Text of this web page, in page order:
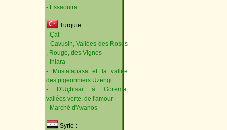
- Essaouira
Turquie
- Çat
- Çavusin, Vallées des Roses
, Rouge, des Vignes
- Ihlara
- Mustafapasa et la vallée
des pigeonniers Uzengi
- D'Uçhisar à Göreme,
vallées verte, de l'amour
- Marché d'Avanos
Syrie :